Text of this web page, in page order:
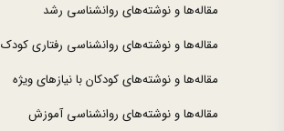
مقاله‌ها و نوشته‌های روانشناسی رشد
مقاله‌ها و نوشته‌های روانشناسی رفتاری کودک
مقاله‌ها و نوشته‌های کودکان با نیازهای ویژه
مقاله‌ها و نوشته‌های روانشناسی آموزش